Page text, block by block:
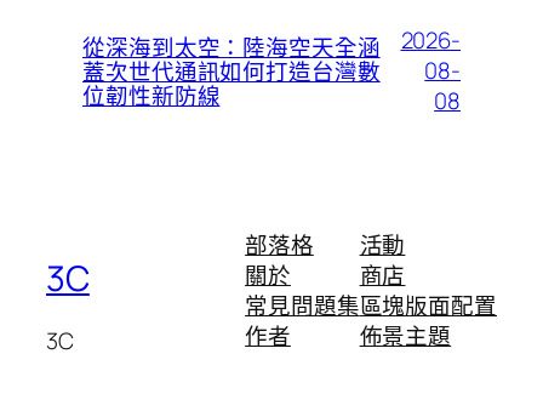
從深海到太空：陸海空天全涵
蓋次世代通訊如何打造台灣數
位韌性新防線
2026-
08-
08
3C
3C
部落格
關於
常見問題集
作者
活動
商店
區塊版面配置
佈景主題